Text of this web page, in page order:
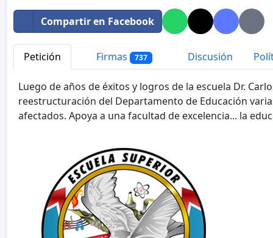
Compartir en Facebook
Petición Firmas 737 Discusión
Luego de años de éxitos y logros de la escuela Dr.
reestructuración del Departamento de Educación
afectados. Apoya a una facultad de excelencia... la